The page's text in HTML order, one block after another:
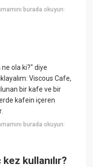
burada okuyun:
ola ki?" diye
Viscous Cafe,
bir kafe ve bir
kafein içeren
burada okuyun:
kullanılır?